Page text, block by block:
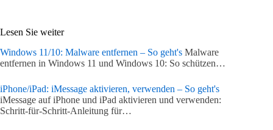
Lesen Sie weiter
Windows 11/10: Malware entfernen – So geht's Malware
entfernen in Windows 11 und Windows 10: So schützen…
iPhone/iPad: iMessage aktivieren, verwenden – So geht's
iMessage auf iPhone und iPad aktivieren und verwenden:
Schritt-für-Schritt-Anleitung für…